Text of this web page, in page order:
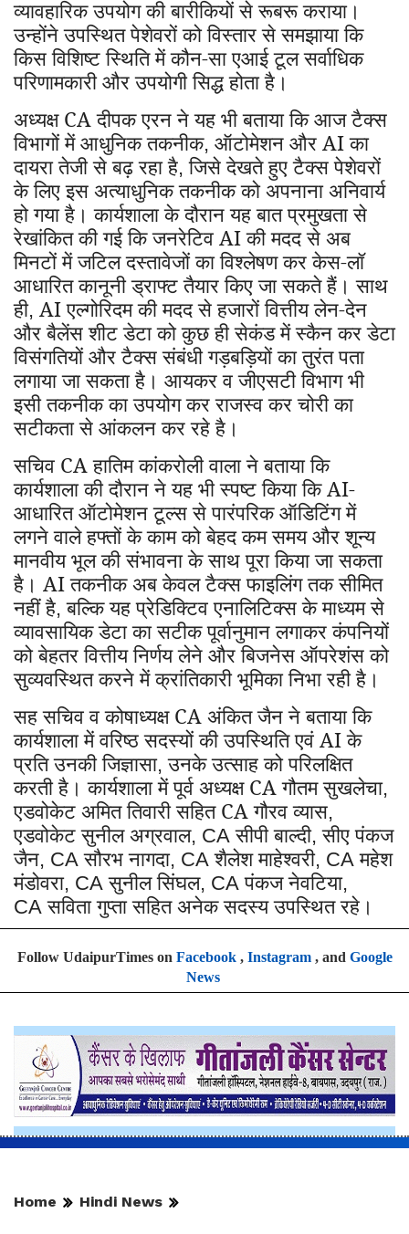
व्यावहारिक उपयोग की बारीकियों से रूबरू कराया।
उन्होंने उपस्थित पेशेवरों को विस्तार से समझाया कि
किस विशिष्ट स्थिति में कौन-सा एआई टूल सर्वाधिक
परिणामकारी और उपयोगी सिद्ध होता है।
अध्यक्ष CA दीपक एरन ने यह भी बताया कि आज टैक्स
विभागों में आधुनिक तकनीक, ऑटोमेशन और AI का
दायरा तेजी से बढ़ रहा है,जिसे देखते हुए टैक्स पेशेवरों
के लिए इस अत्याधुनिक तकनीक को अपनाना अनिवार्य
हो गया है। कार्यशाला के दौरान यह बात प्रमुखता से
रेखांकित की गई कि जनरेटिव AI की मदद से अब
मिनटों में जटिल दस्तावेजों का विश्लेषण कर केस-लॉ
आधारित कानूनी ड्राफ्ट तैयार किए जा सकते हैं। साथ
ही, AI एल्गोरिदम की मदद से हजारों वित्तीय लेन-देन
और बैलेंस शीट डेटा को कुछ ही सेकंड में स्कैन कर डेटा
विसंगतियों और टैक्स संबंधी गड़बड़ियों का तुरंत पता
लगाया जा सकता है। आयकर व जीएसटी विभाग भी
इसी तकनीक का उपयोग कर राजस्व कर चोरी का
सटीकता से आंकलन कर रहे है।
सचिव CA हातिम कांकरोली वाला ने बताया कि
कार्यशाला की दौरान ने यह भी स्पष्ट किया कि AI-
आधारित ऑटोमेशन टूल्स से पारंपरिक ऑडिटिंग में
लगने वाले हफ्तों के काम को बेहद कम समय और शून्य
मानवीय भूल की संभावना के साथ पूरा किया जा सकता
है। AI तकनीक अब केवल टैक्स फाइलिंग तक सीमित
नहीं है,बल्कि यह प्रेडिक्टिव एनालिटिक्स के माध्यम से
व्यावसायिक डेटा का सटीक पूर्वानुमान लगाकर कंपनियों
को बेहतर वित्तीय निर्णय लेने और बिजनेस ऑपरेशंस को
सुव्यवस्थित करने में क्रांतिकारी भूमिका निभा रही है।
सह सचिव व कोषाध्यक्ष CA अंकित जैन ने बताया कि
कार्यशाला में वरिष्ठ सदस्यों की उपस्थिति एवं AI के
प्रति उनकी जिज्ञासा,उनके उत्साह को परिलक्षित
करती है। कार्यशाला में पूर्व अध्यक्ष CA गौतम सुखलेचा,
एडवोकेट अमित तिवारी सहित CA गौरव व्यास,
एडवोकेट सुनील अग्रवाल, CA सीपी बाल्दी,सीए पंकज
जैन, CA सौरभ नागदा, CA शैलेश माहेश्वरी, CA महेश
मंडोवरा, CA सुनील सिंघल, CA पंकज नेवटिया,
CA सविता गुप्ता सहित अनेक सदस्य उपस्थित रहे।
Follow UdaipurTimes on Facebook, Instagram, and Google
News
Home Hindi News